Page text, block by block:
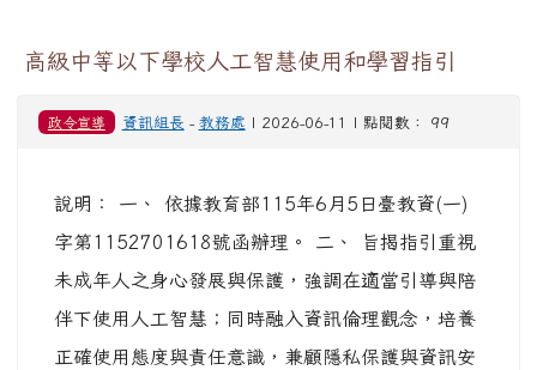
高級中等以下學校人工智慧使用和學習指引
政令宣導 資訊組長 - 教務處 | 2026-06-11 | 點閱數： 99
說明： 一、 依據教育部115年6月5日臺教資(一)
字第1152701618號函辦理。 二、 旨揭指引重視
未成年人之身心發展與保護，強調在適當引導與陪
伴下使用人工智慧；同時融入資訊倫理觀念，培養
正確使用態度與責任意識，兼顧隱私保護與資訊安